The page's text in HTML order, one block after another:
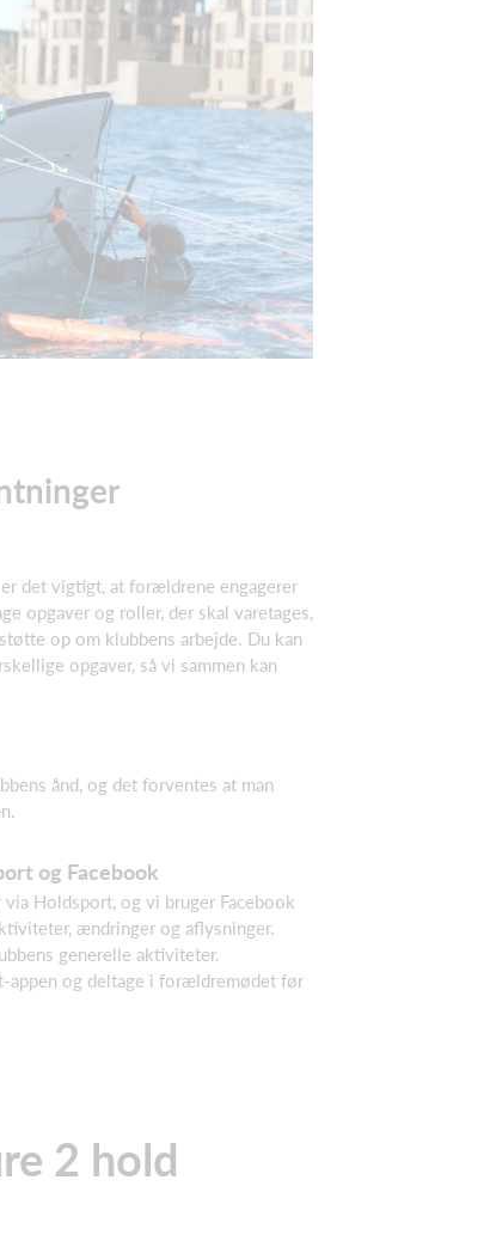
det vigtigt, at forældrene engagerer
opgaver og roller, der skal varetages,
op om klubbens arbejde. Du kan
opgaver, så vi sammen kan
ånd, og det forventes at man
og Facebook
Holdsport, og vi bruger Facebook
ændringer og aflysninger.
generelle aktiviteter.
appen og deltage i forældremødet før
2 hold